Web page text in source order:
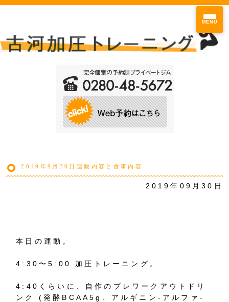
MENU
2019年9月30日運動内容と食事内容
2019年09月30日
本日の運動。
4:30〜5:00 加圧トレーニング。
4:40くらいに、自作のプレワークアウトドリ
ンク (発酵BCAA5g、アルギニン-アルファ-